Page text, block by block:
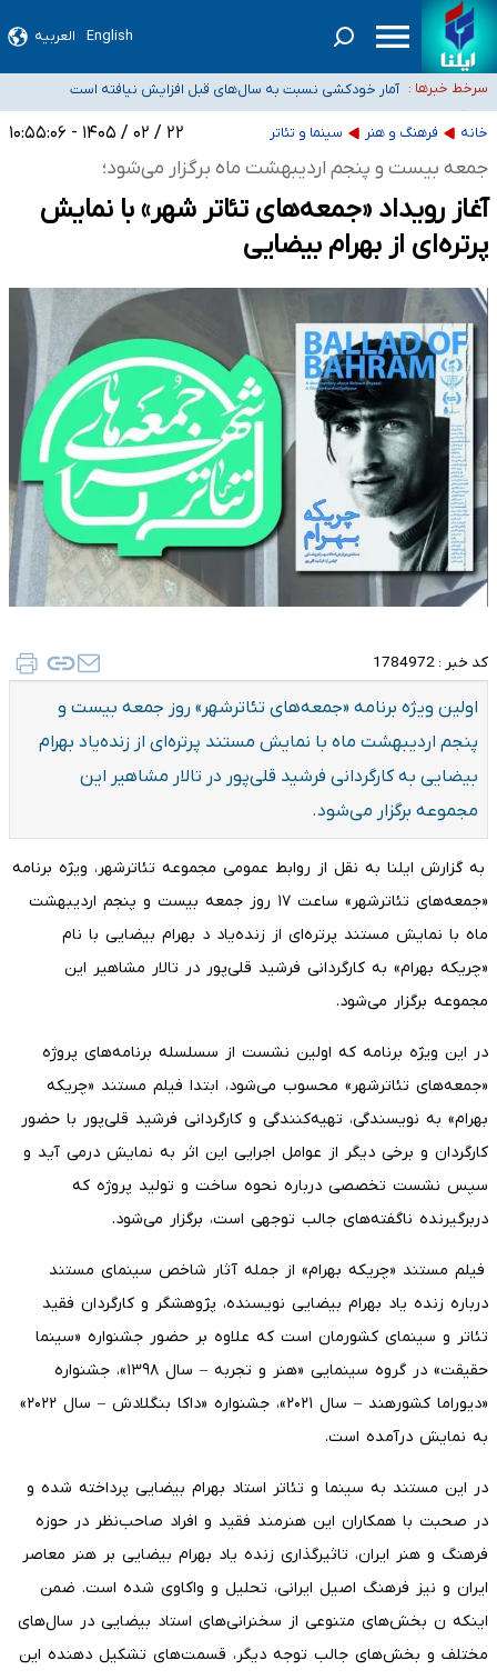
English العربیه
سرخط خبرها :
سیدحسن خمینی عزادار شد
آمار خودکشی نسبت به سال‌های قبل افزایش نیافته است
دستگیری عامل اصلی حادثه فوت حمیدرضا رجب‌زاده
نباید تفسیرهای سلیقه‌ای از مواضع رسمی کشور ارائه شود
«زیرمیزی» برای داوطلبان پزشکی سراب است/ دریافت‌های غیرمتعارف در شأن پزشکی
خانه فرهنگ و هنر سینما و تئاتر ۲۲ / ۰۲ / ۱۴۰۵ - ۱۰:۵۵:۰۶
جمعه بیست و پنجم اردیبهشت ماه برگزار می‌شود؛
آغاز رویداد «جمعه‌های تئاتر شهر» با نمایش
پرتره‌ای از بهرام بیضایی
کد خبر : 1784972
اولین ویژه برنامه «جمعه‌های تئاترشهر» روز جمعه بیست و
پنجم اردیبهشت ماه با نمایش مستند پرتره‌ای از زنده‌یاد بهرام
بیضایی به کارگردانی فرشید قلی‌پور در تالار مشاهیر این
مجموعه برگزار می‌شود.
به گزارش ایلنا به نقل از روابط عمومی مجموعه تئاترشهر، ویژه برنامه
«جمعه‌های تئاترشهر» ساعت ۱۷ روز جمعه بیست و پنجم اردیبهشت
ماه با نمایش مستند پرتره‌ای از زنده‌یاد د بهرام بیضایی با نام
«چریکه بهرام» به کارگردانی فرشید قلی‌پور در تالار مشاهیر این
مجموعه برگزار می‌شود.
در این ویژه برنامه که اولین نشست از سسلسله برنامه‌های پروژه
«جمعه‌های تئاترشهر» محسوب می‌شود، ابتدا فیلم مستند «چریکه
بهرام» به نویسندگی، تهیه‌کنندگی و کارگردانی فرشید قلی‌پور با حضور
کارگردان و برخی دیگر از عوامل اجرایی این اثر به نمایش درمی آید و
سپس نشست تخصصی درباره نحوه ساخت و تولید پروژه که
دربرگیرنده ناگفته‌های جالب توجهی است، برگزار می‌شود.
فیلم مستند «چریکه بهرام» از جمله آثار شاخص سینمای مستند
درباره زنده یاد بهرام بیضایی نویسنده، پژوهشگر و کارگردان فقید
تئاتر و سینمای کشورمان است که علاوه بر حضور جشنواره «سینما
حقیقت» در گروه سینمایی «هنر و تجربه – سال ۱۳۹۸»، جشنواره
«دیوراما کشورهند – سال ۲۰۲۱»، جشنواره «داکا بنگلادش – سال ۲۰۲۲»
به نمایش درآمده است.
در این مستند به سینما و تئاتر استاد بهرام بیضایی پرداخته شده و
در صحبت با همکاران این هنرمند فقید و افراد صاحب‌نظر در حوزه
فرهنگ و هنر ایران، تاثیرگذاری زنده یاد بهرام بیضایی بر هنر معاصر
ایران و نیز فرهنگ اصیل ایرانی، تحلیل و واکاوی شده است. ضمن
اینکه ن بخش‌های متنوعی از سخنرانی‌های استاد بیضایی در سال‌های
مختلف و بخش‌های جالب توجه دیگر، قسمت‌های تشکیل دهنده این